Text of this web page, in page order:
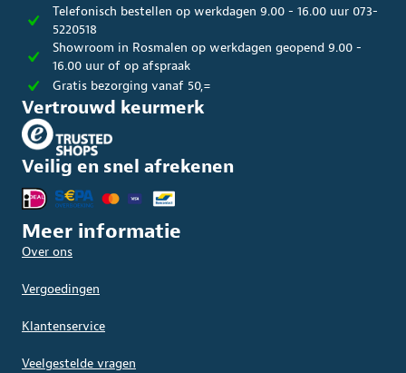
Telefonisch bestellen op werkdagen 9.00 - 16.00 uur 073-
5220518
Showroom in Rosmalen op werkdagen geopend 9.00 -
16.00 uur of op afspraak
Gratis bezorging vanaf 50,=
Vertrouwd keurmerk
Veilig en snel afrekenen
Meer informatie
Over ons
Vergoedingen
Klantenservice
Veelgestelde vragen